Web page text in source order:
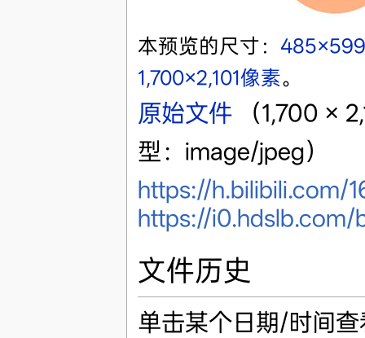
本预览的尺寸：
1,700×2,101像素。
原始文件‎
（1,700 ×
型：image/jpeg）
https://h.bilibili.com/
https://
文件历史
单击某个日期/时间